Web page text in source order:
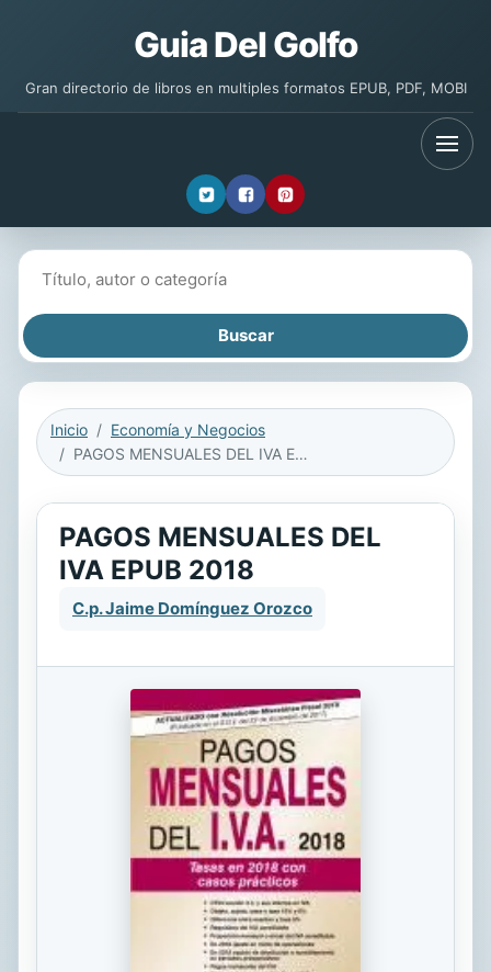
Guia Del Golfo
Gran directorio de libros en multiples formatos EPUB, PDF, MOBI
Inicio
Economía y Negocios
PAGOS MENSUALES DEL IVA EPUB 2018
PAGOS MENSUALES DEL
IVA EPUB 2018
C.p. Jaime Domínguez Orozco